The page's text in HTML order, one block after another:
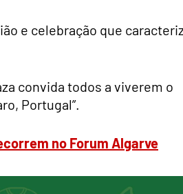
e celebração que
convida todos a viverem o
Portugal”.
no Forum Algarve